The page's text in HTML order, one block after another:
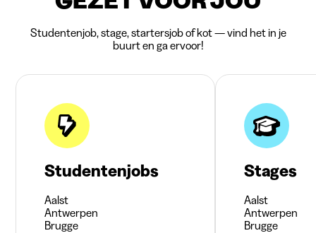
Studentenjob, stage, startersjob of kot — vind het in je
buurt en ga ervoor!
Studentenjobs
Aalst
Antwerpen
Brugge
Stages
Aalst
Antwerpen
Brugge